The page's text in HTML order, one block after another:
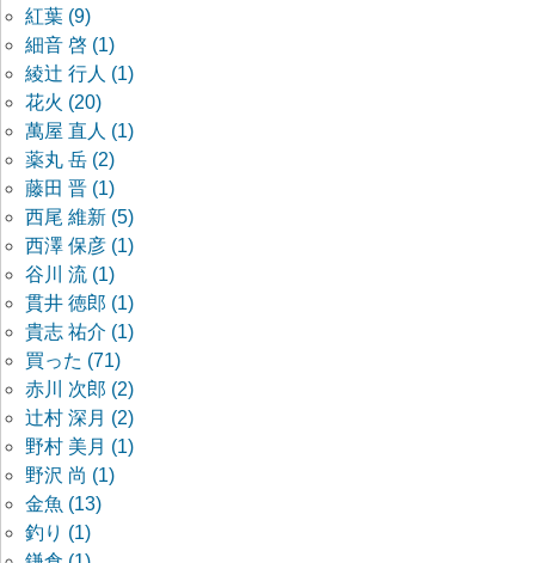
紅葉 (9)
細音 啓 (1)
綾辻 行人 (1)
花火 (20)
萬屋 直人 (1)
薬丸 岳 (2)
藤田 晋 (1)
西尾 維新 (5)
西澤 保彦 (1)
谷川 流 (1)
貫井 徳郎 (1)
貴志 祐介 (1)
買った (71)
赤川 次郎 (2)
辻村 深月 (2)
野村 美月 (1)
野沢 尚 (1)
金魚 (13)
釣り (1)